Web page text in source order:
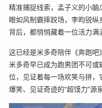
精准捕捉线索，孟子义的小
眼如风制霸摔跤场，李昀锐
背后，都悄悄藏着一位活力
这已经是米多奇陪伴《奔跑吧
米多奇早已成为跑男团不可或
位，见证着每一场欢笑与拼，
爆笑、见证奇迹的“超馍力”源泉